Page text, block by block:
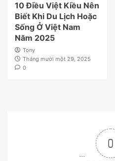
10 Điều Việt Kiều Nên
Biết Khi Du Lịch Hoặc
Sống Ở Việt Nam
Năm 2025
Tony
Tháng mười một 29, 2025
0
0